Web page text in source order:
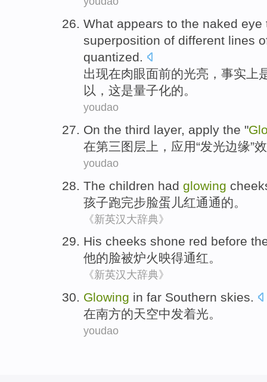
What appears to the naked
superposition of different lines
quantized.
出现在肉眼面前的光亮 ， 事实上
以 ， 这是量子化的。
youdao
On the third layer, apply the "
在第三 图层 上， 应用“发光边缘”
youdao
The children had glowing
孩子跑完步脸蛋儿红通通的。
《新英汉大辞典》
His cheeks shone red before
他的脸被炉火映得通红。
《新英汉大辞典》
Glowing in far Southern skies.
在南方的天空中发着光。
youdao